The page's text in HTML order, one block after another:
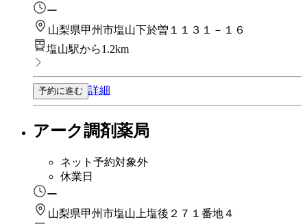
ー
山梨県甲州市塩山下於曽１１３１－１６
塩山駅から1.2km
予約に進む 詳細
アーク調剤薬局
ネット予約対象外
休業日
ー
山梨県甲州市塩山上塩後２７１番地４